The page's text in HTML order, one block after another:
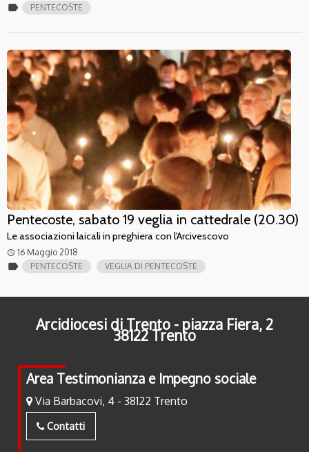
label PENTECOSTE
Pentecoste, sabato 19 veglia in cattedrale (20.30)
Le associazioni laicali in preghiera con l'Arcivescovo
access_time 16 Maggio 2018
label PENTECOSTE VEGLIA DI PENTECOSTE
Arcidiocesi di Trento - piazza Fiera, 2
38122 Trento
Area Testimonianza e Impegno sociale
Via Barbacovi, 4 - 38122 Trento
Contatti